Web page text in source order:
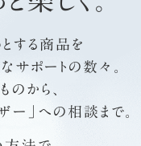
とする商品を
サポートの数々。
のから、
ー」への相談まで。